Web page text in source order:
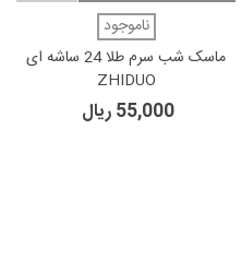
ناموجود
ماسک شب سرم طلا 24 ساشه ای
ZHIDUO
55,000 ریال